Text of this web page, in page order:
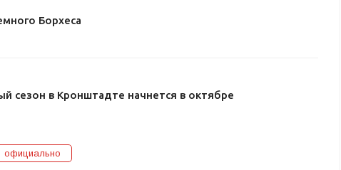
Борхеса
сезон в Кронштадте начнется в октябре
официально